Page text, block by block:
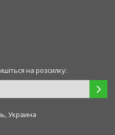
на розсилку:
Украина